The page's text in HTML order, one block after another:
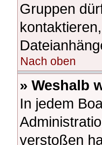
Gruppen
Nach oben
» Weshalb
In jedem
verstoßen